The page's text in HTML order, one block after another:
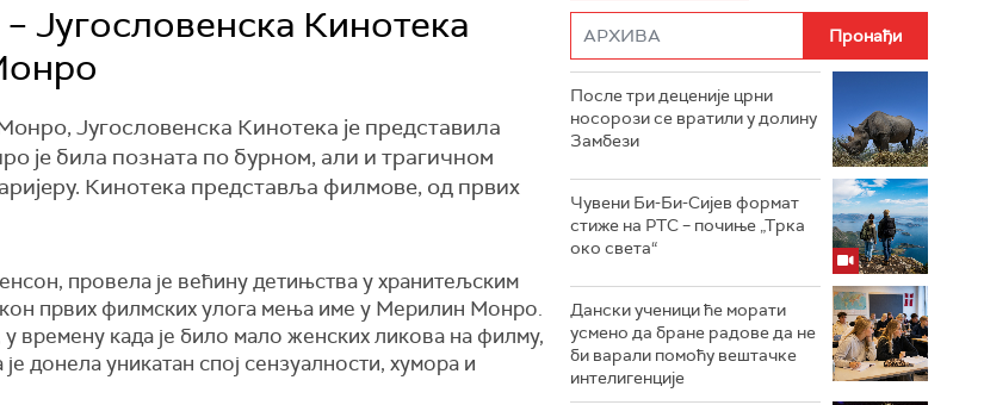
Југословенска Кинотека
Југословенска Кинотека је представила
је била позната по бурном, али и трагичном
Кинотека представља филмове, од првих
провела је већину детињства у хранитељским
првих филмских улога мења име у Мерилин Монро.
времену када је било мало женских ликова на филму,
је донела уникатан спој сензуалности, хумора и
После три деценије црни
носорози се вратили у долину
Замбези
Чувени Би-Би-Сијев формат
стиже на РТС – почиње „Трка
око света“
Дански ученици ће морати
усмено да бране радове да не
би варали помоћу вештачке
интелигенције